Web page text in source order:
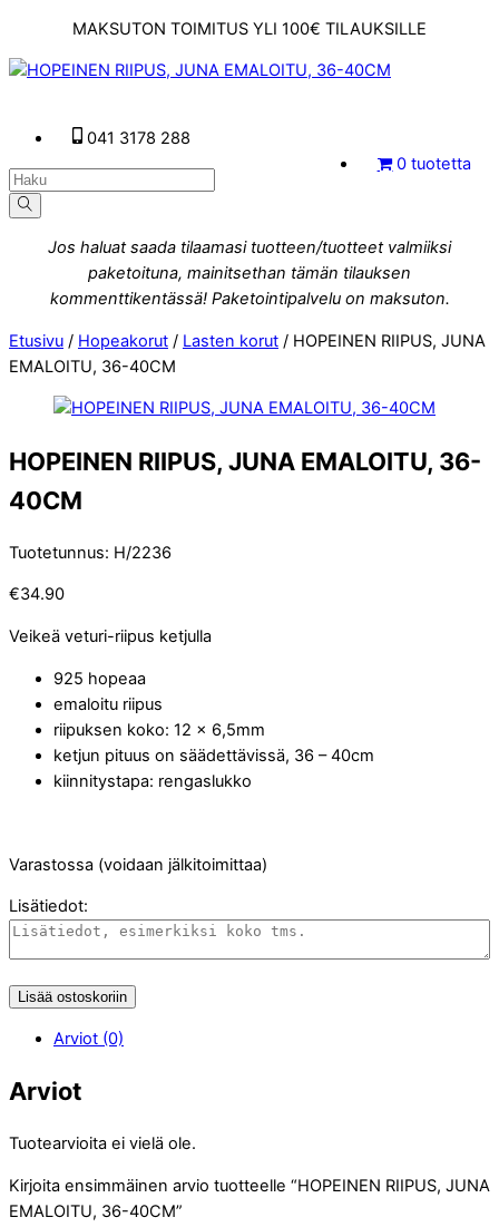
content
MAKSUTON TOIMITUS YLI 100€ TILAUKSILLE
041 3178 288
0 tuotetta
Jos haluat saada tilaamasi tuotteen/tuotteet valmiiksi
paketoituna, mainitsethan tämän tilauksen
kommenttikentässä! Paketointipalvelu on maksuton.
Etusivu / Hopeakorut / Lasten korut / HOPEINEN RIIPUS, JUNA
EMALOITU, 36-40CM
HOPEINEN RIIPUS, JUNA EMALOITU, 36-
40CM
Tuotetunnus: H/2236
€34.90
Veikeä veturi-riipus ketjulla
925 hopeaa
emaloitu riipus
riipuksen koko: 12 x 6,5mm
ketjun pituus on säädettävissä, 36 – 40cm
kiinnitystapa: rengaslukko
Varastossa (voidaan jälkitoimittaa)
Lisätiedot:
Lisää ostoskoriin
Arviot (0)
Arviot
Tuotearvioita ei vielä ole.
Kirjoita ensimmäinen arvio tuotteelle “HOPEINEN RIIPUS, JUNA
EMALOITU, 36-40CM”